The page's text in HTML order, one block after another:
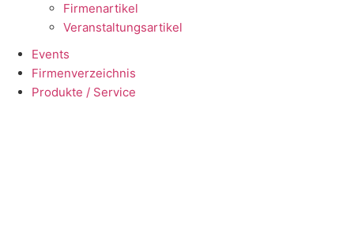
Firmenartikel
Veranstaltungsartikel
Events
Firmenverzeichnis
Produkte / Service